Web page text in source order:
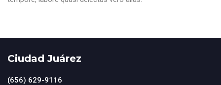
Ciudad Juárez
(656) 629-9116